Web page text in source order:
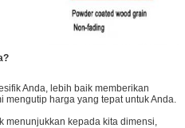
Anda, lebih baik memberikan
mengutip harga yang tepat untuk Anda.
menunjukkan kepada kita dimensi,